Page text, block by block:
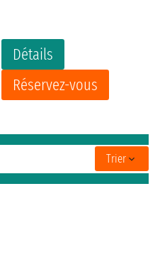
Détails
Réservez-vous
Trier